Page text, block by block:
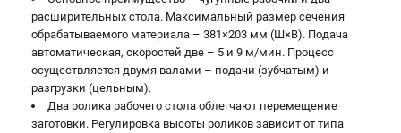
расширительных стола. Максимальный размер сечения
обрабатываемого материала – 381×203 мм (Ш×В). Подача
автоматическая, скоростей две – 5 и 9 м/мин. Процесс
осуществляется двумя валами – подачи (зубчатым) и
разгрузки (цельным).
Два ролика рабочего стола облегчают перемещение
заготовки. Регулировка высоты роликов зависит от типа